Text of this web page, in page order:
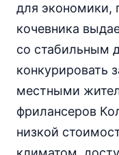
для экономики,
кочевника
со стабильным
конкурировать
местными
фрилансеров
низкой